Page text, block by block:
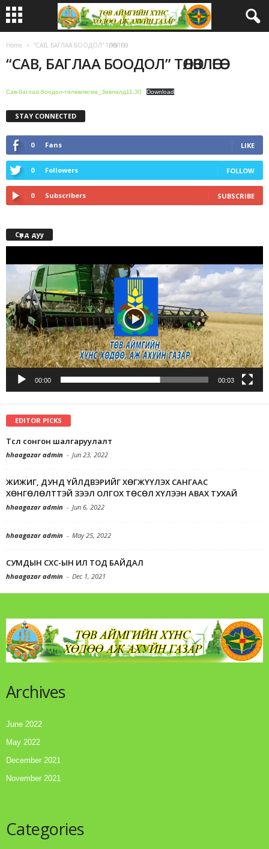
Home “САВ, БАГЛАА БООДОЛ” ТӨЛӨВЛӨГӨӨ
“САВ, БАГЛАА БООДОЛ” ТӨЛӨВЛӨГӨӨ
Сав-баглаа-боодол-төлөвлөгөө_Зөвлөлд11.30 Download
STAY CONNECTED
0 Fans LIKE
0 Followers FOLLOW
0 Subscribers SUBSCRIBE
Сүлд дуу
Player
00:00 00:03
EDITOR PICKS
Төсөл сонгон шалгаруулалт
hhaagazar admin - Jun 23, 2022
ЖИЖИГ, ДУНД ҮЙЛДВЭРИЙГ ХӨГЖҮҮЛЭХ САНГААС
ХӨНГӨЛӨЛТТЭЙ ЗЭЭЛ ОЛГОХ ТӨСӨЛ ХҮЛЭЭН АВАХ ТУХАЙ
hhaagazar admin - Jun 6, 2022
hhaagazar admin - May 25, 2022
СУМДЫН СХС-ЫН ИЛ ТОД БАЙДАЛ
hhaagazar admin - Dec 1, 2021
Archives
June 2022
May 2022
December 2021
November 2021
Categories